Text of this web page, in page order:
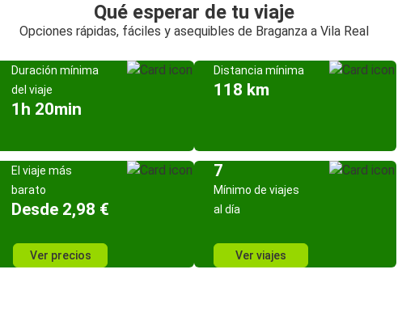
Qué esperar de tu viaje
Opciones rápidas, fáciles y asequibles de Braganza a Vila Real
Duración mínima
del viaje
1h 20min
Distancia mínima
118 km
El viaje más
barato
Desde 2,98 €
Ver precios
7
Mínimo de viajes
al día
Ver viajes